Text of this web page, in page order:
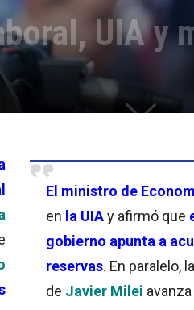
UIA y
El ministro de
en la UIAy afirmó que
gobierno apunta a
reservas. En paralelo, la
de Javier Milei